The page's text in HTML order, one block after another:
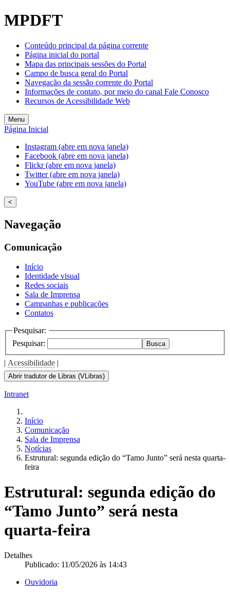
Welcome
to
One
Accessibility
screen
reader.
start
All
in
One
Accessibility
screen
reader,
press
"Ctrl
/".
This
shortcut
activates
screen
help
navigate
interact
the
content.
MPDFT
Conteúdo principal da página corrente
Página inicial do portal
Mapa das principais sessões do Portal
Campo de busca geral do Portal
Navegação da sessão corrente do Portal
Informações de contato, por meio do canal Fale Conosco
Recursos de Acessibilidade Web
Menu
Página Inicial
Instagram (abre em nova janela)
Facebook (abre em nova janela)
Flickr (abre em nova janela)
Twitter (abre em nova janela)
YouTube (abre em nova janela)
<
Navegação
Comunicação
Início
Identidade visual
Redes sociais
Sala de Imprensa
Campanhas e publicações
Contatos
Pesquisar:
Pesquisar:
Busca
| Acessibilidade |
Abrir tradutor de Libras (VLibras)
Intranet
Início
Comunicação
Sala de Imprensa
Notícias
Estrutural: segunda edição do “Tamo Junto” será nesta quarta-
feira
Estrutural: segunda edição do
“Tamo Junto” será nesta
quarta-feira
Detalhes
Publicado: 11/05/2026 às 14:43
Ouvidoria